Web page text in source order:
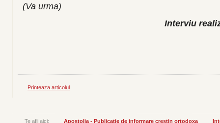
(Va urma)
Interviu
Printeaza articolul
Te afli aici: Apostolia - Publicatie de informare crestin ortodoxa